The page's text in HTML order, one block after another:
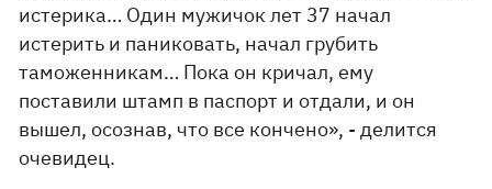
истерика… Один мужичок лет 37 начал
истерить и паниковать, начал грубить
таможенникам… Пока он кричал, ему
поставили штамп в паспорт и отдали, и он
вышел, осознав, что все кончено», - делится
очевидец.